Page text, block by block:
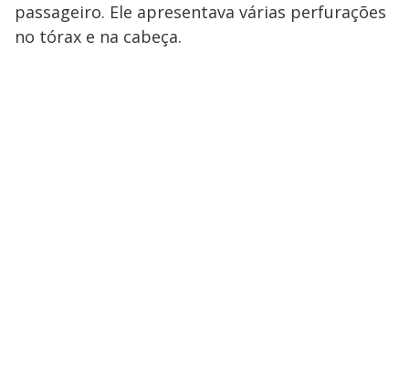
passageiro. Ele apresentava várias perfurações
no tórax e na cabeça.